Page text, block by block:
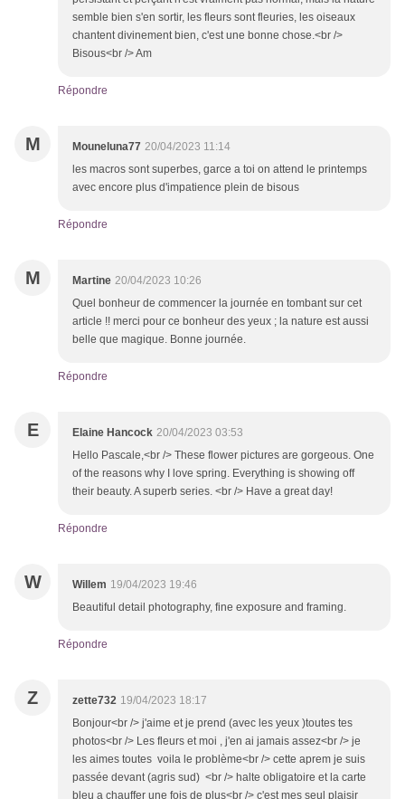
semble bien s'en sortir, les fleurs sont fleuries, les oiseaux
chantent divinement bien, c'est une bonne chose.<br />
Bisous<br /> Am
Répondre
M Mouneluna77 20/04/2023 11:14
les macros sont superbes, garce a toi on attend le printemps
avec encore plus d'impatience plein de bisous
Répondre
M Martine 20/04/2023 10:26
Quel bonheur de commencer la journée en tombant sur cet
article !! merci pour ce bonheur des yeux ; la nature est aussi
belle que magique. Bonne journée.
Répondre
E Elaine Hancock 20/04/2023 03:53
Hello Pascale,<br /> These flower pictures are gorgeous. One
of the reasons why I love spring. Everything is showing off
their beauty. A superb series. <br /> Have a great day!
Répondre
W Willem 19/04/2023 19:46
Beautiful detail photography, fine exposure and framing.
Répondre
Z zette732 19/04/2023 18:17
Bonjour<br /> j'aime et je prend (avec les yeux )toutes tes
photos<br /> Les fleurs et moi , j'en ai jamais assez<br /> je
les aimes toutes voila le problème<br /> cette aprem je suis
passée devant (agris sud) <br /> halte obligatoire et la carte
bleu a chauffer une fois de plus<br /> c'est mes seul plaisir